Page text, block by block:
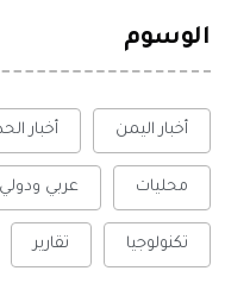
الوسوم
أخبار اليمن أخبار
محليات عربي ودولي
تكنولوجيا تقارير